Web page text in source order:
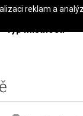
Typ místnosti
reklam a